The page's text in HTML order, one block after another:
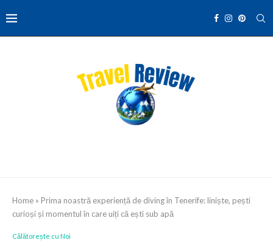
Home » Prima noastră experiență de diving în Tenerife: liniște, pești
curioși și momentul în care uiți că ești sub apă
Călătorește cu Noi